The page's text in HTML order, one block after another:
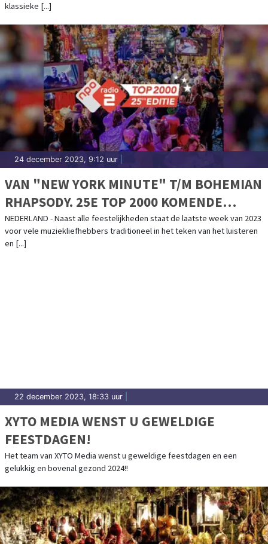
klassieke [...]
24 december 2023, 9:12 uur
VAN "NEW YORK MINUTE" T/M BOHEMIAN
RHAPSODY. 25E TOP 2000 KOMENDE
NACHT VAN START
NEDERLAND - Naast alle feestelijkheden staat de laatste week van 2023
voor vele muziekliefhebbers traditioneel in het teken van het luisteren
en [...]
22 december 2023, 18:33 uur
XYTO MEDIA WENST U GEWELDIGE
FEESTDAGEN!
Het team van XYTO Media wenst u geweldige feestdagen en een
gelukkig en bovenal gezond 2024!!